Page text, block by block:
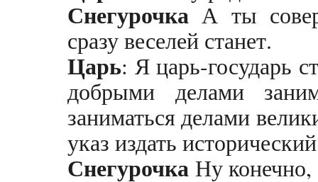
Снегурочка А ты
сразу веселей станет.
Царь: Я царь-государь
добрыми делами
заниматься делами
указ издать
Снегурочка Ну конечно,